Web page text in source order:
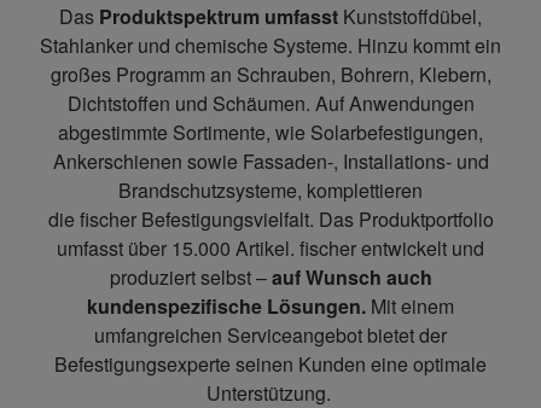
Das Produktspektrum umfasst Kunststoffdübel,
Stahlanker und chemische Systeme. Hinzu kommt ein
großes Programm an Schrauben, Bohrern, Klebern,
Dichtstoffen und Schäumen. Auf Anwendungen
abgestimmte Sortimente, wie Solarbefestigungen,
Ankerschienen sowie Fassaden-, Installations- und
Brandschutzsysteme, komplettieren
die fischer Befestigungsvielfalt. Das Produktportfolio
umfasst über 15.000 Artikel. fischer entwickelt und
produziert selbst –auf Wunsch auch
kundenspezifische Lösungen. Mit einem
umfangreichen Serviceangebot bietet der
Befestigungsexperte seinen Kunden eine optimale
Unterstützung.